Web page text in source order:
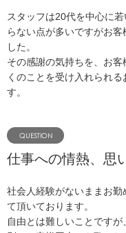
スタッフは20代を中心に
らない点が多いですがお
した。
その感謝の気持ちを、お
くのことを受け入れられ
す。
仕事への情熱、思
社会人経験がないままお
て頂いております。
自由とは難しいことです